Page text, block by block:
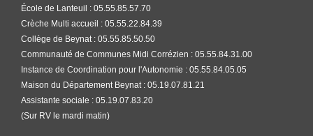
École de Lanteuil : 05.55.85.57.70
Crèche Multi accueil : 05.55.22.84.39
Collège de Beynat : 05.55.85.50.50
Communauté de Communes Midi Corrézien : 05.55.84.31.00
Instance de Coordination pour l'Autonomie : 05.55.84.05.05
Maison du Département Beynat : 05.19.07.81.21
Assistante sociale : 05.19.07.83.20
(Sur RV le mardi matin)